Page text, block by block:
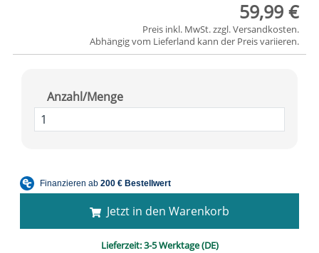
59,99 €
Preis inkl. MwSt. zzgl.Versandkosten.
Abhängig vom Lieferland kann der Preis variieren.
Anzahl/Menge
Jetzt in den Warenkorb
Lieferzeit:3-5 Werktage (DE)